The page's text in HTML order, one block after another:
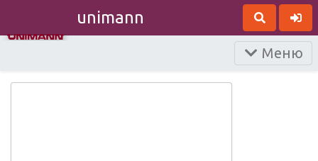
unimann
Меню